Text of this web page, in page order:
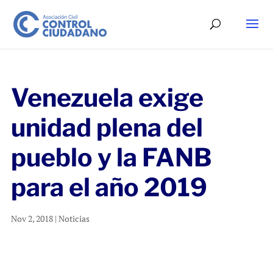
Venezuela exige
unidad plena del
pueblo y la FANB
para el año 2019
Nov 2, 2018| Noticias